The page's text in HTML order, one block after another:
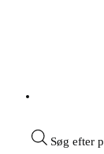
Søg efter